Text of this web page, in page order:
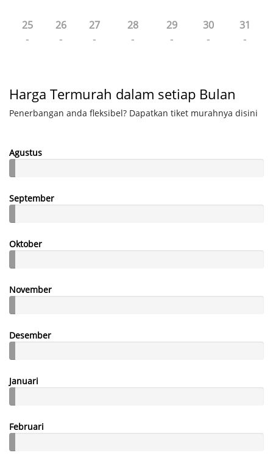
25
-
26
-
27
-
28
-
29
-
30
-
31
-
Harga Termurah dalam setiap Bulan
Penerbangan anda fleksibel? Dapatkan tiket murahnya disini
Agustus
September
Oktober
November
Desember
Januari
Februari